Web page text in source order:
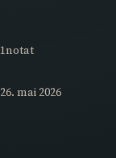
1notat
26. mai 2026